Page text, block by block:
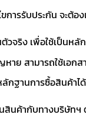
การรับประกัน จะต้
วจริง เพื่อใช้เป็นห
าย สามารถใช้เอก
กฐานการซื้อสินค้า
สินค้ากับทางบริษัท